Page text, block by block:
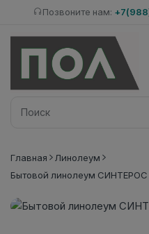
Позвоните нам:
Главная
Линолеум
Бытовой линолеум